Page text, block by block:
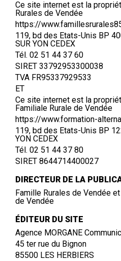
Ce site internet est la
Rurales de Vendée
https://
119, bd des Etats-Unis BP
SUR YON CEDEX
Tél. 02 51 44 37 60
SIRET 33792953300038
TVA FR95337929533
ET
Ce site internet est la
Familiale Rurale de Vendée
https://www.formation-
119, bd des Etats-Unis BP
YON CEDEX
Tél. 02 51 44 37 80
SIRET 8644714400027
DIRECTEUR DE LA
Famille Rurales de Vendée
de Vendée
ÉDITEUR DU SITE
Agence MORGANE
45 ter rue du Bignon
85500 LES HERBIERS